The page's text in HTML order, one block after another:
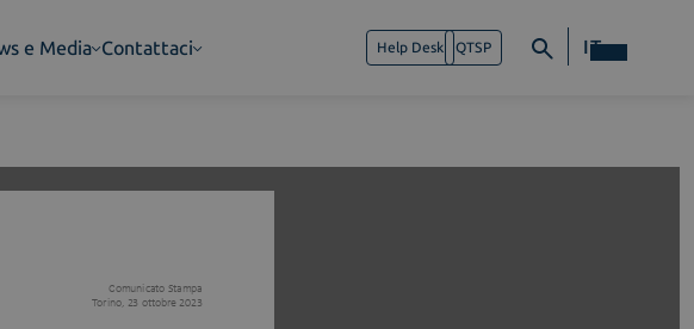
e Media Contattaci Help Desk QTSP IT